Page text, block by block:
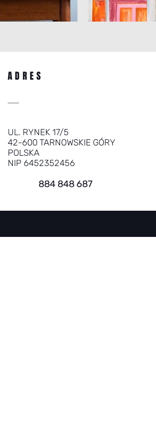
ADRES
UL. RYNEK 17/5
42-600 TARNOWSKIE GÓRY
POLSKA
NIP 6452352456
884 848 687